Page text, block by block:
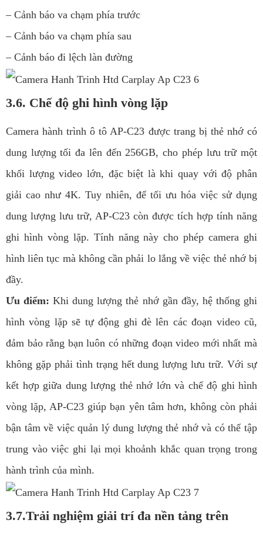
– Cảnh báo va chạm phía trước
– Cảnh báo va chạm phía sau
– Cảnh báo đi lệch làn đường
3.6. Chế độ ghi hình vòng lặp
Camera hành trình ô tô AP-C23 được trang bị thẻ nhớ có
dung lượng tối đa lên đến 256GB, cho phép lưu trữ một
khối lượng video lớn, đặc biệt là khi quay với độ phân
giải cao như 4K. Tuy nhiên, để tối ưu hóa việc sử dụng
dung lượng lưu trữ, AP-C23 còn được tích hợp tính năng
ghi hình vòng lặp. Tính năng này cho phép camera ghi
hình liên tục mà không cần phải lo lắng về việc thẻ nhớ bị
đầy.
Ưu điểm: Khi dung lượng thẻ nhớ gần đầy, hệ thống ghi
hình vòng lặp sẽ tự động ghi đè lên các đoạn video cũ,
đảm bảo rằng bạn luôn có những đoạn video mới nhất mà
không gặp phải tình trạng hết dung lượng lưu trữ. Với sự
kết hợp giữa dung lượng thẻ nhớ lớn và chế độ ghi hình
vòng lặp, AP-C23 giúp bạn yên tâm hơn, không còn phải
bận tâm về việc quản lý dung lượng thẻ nhớ và có thể tập
trung vào việc ghi lại mọi khoảnh khắc quan trọng trong
hành trình của mình.
3.7.Trải nghiệm giải trí đa nền tảng trên